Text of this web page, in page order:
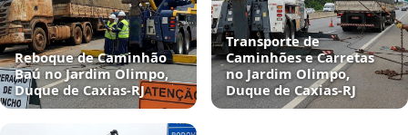
Reboque de Caminhão
Baú no Jardim Olimpo,
Duque de Caxias‑RJ
Transporte de
Caminhões e Carretas
no Jardim Olimpo,
Duque de Caxias‑RJ